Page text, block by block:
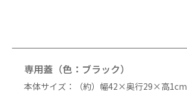
専用蓋（色：ブラック）
本体サイズ：（約）幅42×奥行29×高1cm